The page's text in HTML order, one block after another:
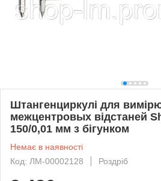
Штангенциркулі для
межцентровых відстаней
150/0,01 мм з бігунком
Немає в наявності
Код: ЛМ-00002128
Роздріб